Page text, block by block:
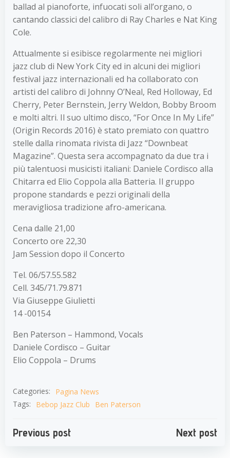
ballad al pianoforte, infuocati soli all’organo, o
cantando classici del calibro di Ray Charles e Nat King
Cole.
Attualmente si esibisce regolarmente nei migliori
jazz club di New York City ed in alcuni dei migliori
festival jazz internazionali ed ha collaborato con
artisti del calibro di Johnny O’Neal, Red Holloway, Ed
Cherry, Peter Bernstein, Jerry Weldon, Bobby Broom
e molti altri. Il suo ultimo disco, “For Once In My Life”
(Origin Records 2016) è stato premiato con quattro
stelle dalla rinomata rivista di Jazz “Downbeat
Magazine”. Questa sera accompagnato da due tra i
più talentuosi musicisti italiani: Daniele Cordisco alla
Chitarra ed Elio Coppola alla Batteria. Il gruppo
propone standards e pezzi originali della
meravigliosa tradizione afro-americana.
Cena dalle 21,00
Concerto ore 22,30
Jam Session dopo il Concerto
Tel. 06/57.55.582
Cell. 345/71.79.871
Via Giuseppe Giulietti
14 -00154
Ben Paterson – Hammond, Vocals
Daniele Cordisco – Guitar
Elio Coppola – Drums
Categories:
Pagina News
Tags:
Bebop Jazz Club Ben Paterson
Navigazione
Previous post
Navigazione
Next post